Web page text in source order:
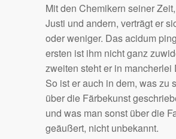
Mit den Chemikern seiner
Justi und andern, verträgt er
oder weniger. Das acidum
ersten ist ihm nicht ganz
zweiten steht er in mancherlei
So ist er auch in dem, was zu
über die Färbekunst
und was man sonst über die
geäußert, nicht unbekannt.